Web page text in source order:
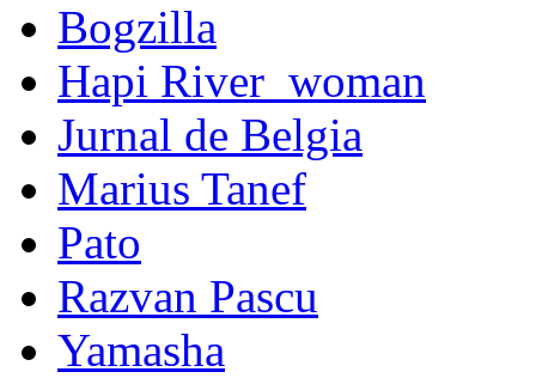
Bogzilla
Hapi River_woman
Jurnal de Belgia
Marius Tanef
Pato
Razvan Pascu
Yamasha